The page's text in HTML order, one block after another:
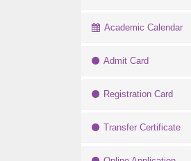
Academic Calendar
Admit Card
Registration Card
Transfer Certificate